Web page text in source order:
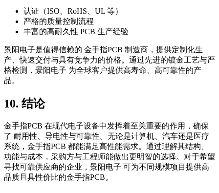
认证（ISO、RoHS、UL 等）
严格的质量控制流程
丰富的高耐久性 PCB 生产经验
景阳电子是值得信赖的 金手指PCB 制造商，提供定制化生
产、快速交付与具有竞争力的价格。通过先进的镀金工艺与严
格检测，景阳电子 为全球客户提供高寿命、高可靠性的产
品。
10. 结论
金手指PCB 在现代电子设备中发挥着至关重要的作用，确保
了 耐用性、导电性与可靠性。无论是计算机、汽车还是医疗
系统，金手指PCB 都能满足高性能需求。通过理解其结构、
功能与成本，采购方与工程师能做出更明智的选择。对于希望
寻找可靠供应商的企业，景阳电子 可为不同规模项目提供高
品质且具性价比的金手指PCB。